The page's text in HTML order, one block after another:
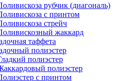
рубчик (диагональ)
с принтом
стрейч
жаккард
таффета
полиэстер
полиэстер
полиэстер
с принтом